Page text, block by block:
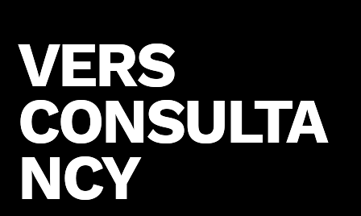
VERS
CONSULTA
NCY
VERS
CONSULTA
NCY